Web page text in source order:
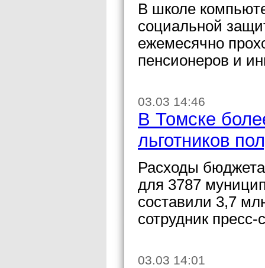
В школе
социальной
ежемесячно
пенсионеров и
03.03 14:46
В Томске
льготников
Расходы
для 3787
составили 3,7
сотрудник
03.03 14:01